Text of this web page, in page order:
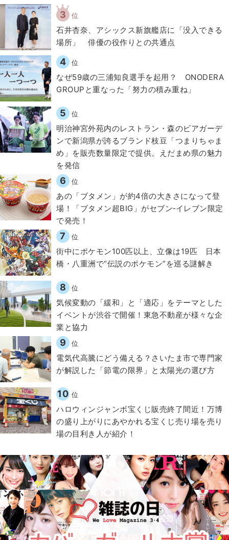
3 位
石井杏奈、アシックス新旗艦店に「没入できる
場所」 俳優の役作りとの共通点
4 位
なぜ59歳の三浦知良選手を起用？ ONODERA
GROUPと重なった「努力の積み重ね」
5 位
明治神宮外苑内のレストラン・森のビアガーデ
ンで新潟県が誇るブランド枝豆「つまりちゃま
め」を販売数量限定で提供。えだまめ県の魅力
を発信
6 位
あの「ブタメン」が約4倍の大きさになって登
場！「ブタメン超BIG」がセブン‐イレブン限定
で発売！
7 位
街中にポケモン100匹以上、立像は19匹 日本
橋・八重洲で“伝説のポケモン”を巡る謎解き
8 位
気候変動の「緩和」と「適応」をテーマとした
イベントが渋谷で開催！東急不動産が様々な企
業と協力
9 位
電気代高騰にどう備える？さいたま市で専門家
が解説した「節電の限界」と太陽光の選び方
10 位
ハロウィンジャンボ宝くじ販売終了間近！万博
の盛り上がりにあやかれる宝くじ売り場を売り
場の目利き人が紹介！